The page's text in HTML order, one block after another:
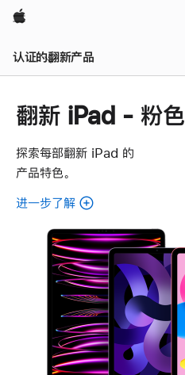
Apple
认证的翻新产品
翻新 iPad - 粉色
探索每部翻新 iPad 的
产品特色。
进一步了解
各
款
翻
新
iPad。